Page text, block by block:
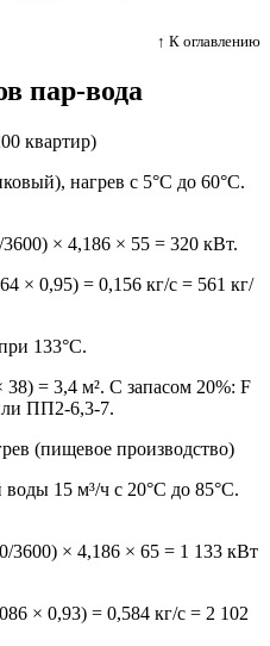
↑ К оглавлению
пар-вода
квартир)
нагрев с 5°C до 60°C.
× 4,186 × 55 = 320 кВт.
× 0,95) = 0,156 кг/с = 561 кг/
133°C.
38) = 3,4 м². С запасом 20%: F
ПП2-6,3-7.
(пищевое производство)
15 м³/ч с 20°C до 85°C.
3600) × 4,186 × 65 = 1 133 кВт
× 0,93) = 0,584 кг/с = 2 102